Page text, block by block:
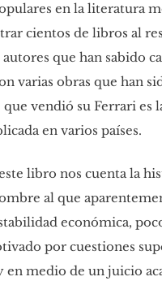
en la literatura
cientos de libros al
que han sabido
varias obras que han
vendió su Ferrari es
en varios países.
libro nos cuenta la
al que
económica,
por cuestiones
en medio de un juicio